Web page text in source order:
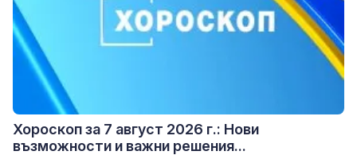
Хороскоп за 7 август 2026 г.: Нови
възможности и важни решения...